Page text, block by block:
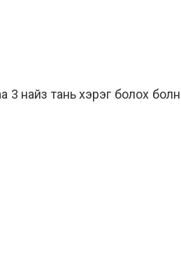
3 найз тань хэрэг болох